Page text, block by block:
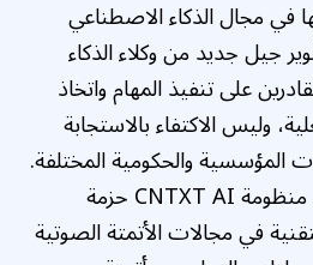
في مجال الذكاء الاصطناعي
جيل جديد من وكلاء الذكاء
على تنفيذ المهام واتخاذ
وليس الاكتفاء بالاستجابة
المؤسسية والحكومية المختلفة.
وتضيف Actualize إلى منظومة CNTXT AI حزمة
في مجالات الأتمتة الصوتية